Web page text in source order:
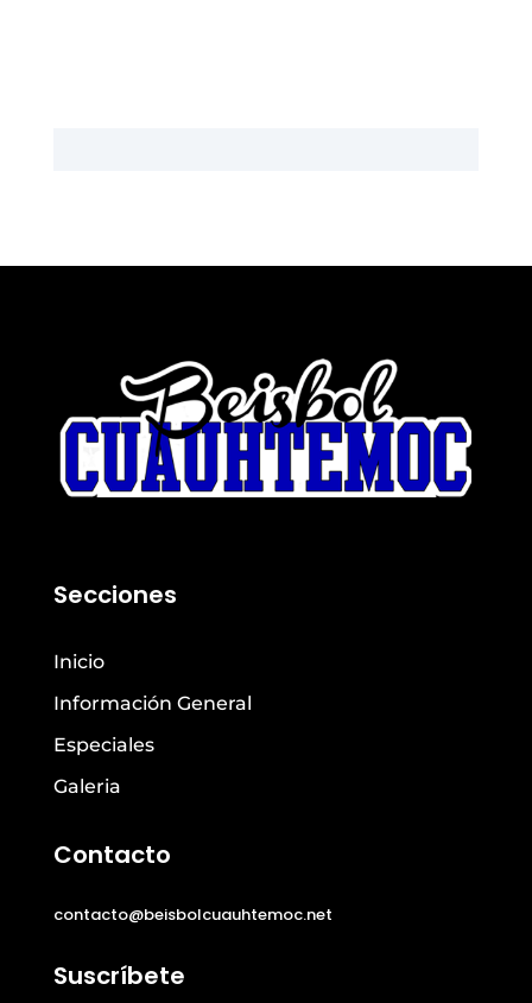
Secciones
Inicio
Información General
Especiales
Galeria
Contacto
contacto@beisbolcuauhtemoc.net
Suscríbete